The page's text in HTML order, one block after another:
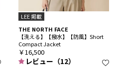
LEE 掲載
THE NORTH FACE
【洗える】【撥水】【防風】Short
Compact Jacket
￥16,500
レビュー（12）